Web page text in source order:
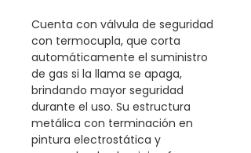
Cuenta con válvula de seguridad
con termocupla, que corta
automáticamente el suministro
de gas si la llama se apaga,
brindando mayor seguridad
durante el uso. Su estructura
metálica con terminación en
pintura electrostática y